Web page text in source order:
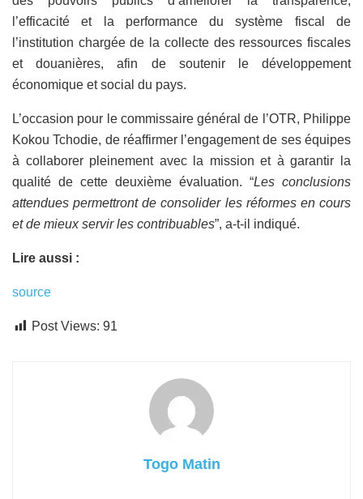
l’efficacité et la performance du système fiscal de
l’institution chargée de la collecte des ressources fiscales
et douanières, afin de soutenir le développement
économique et social du pays.
L’occasion pour le commissaire général de l’OTR, Philippe
Kokou Tchodie, de réaffirmer l’engagement de ses équipes
à collaborer pleinement avec la mission et à garantir la
qualité de cette deuxième évaluation. “Les conclusions
attendues permettront de consolider les réformes en cours
et de mieux servir les contribuables”, a-t-il indiqué.
Lire aussi :
source
Post Views: 91
Togo Matin